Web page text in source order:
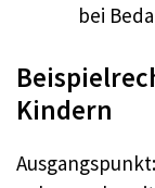
bei
Kindern